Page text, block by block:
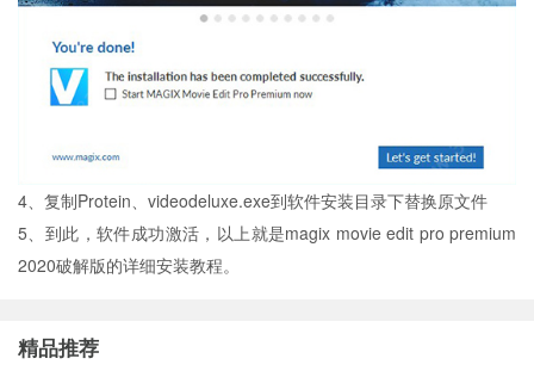
4、复制Protein、videodeluxe.exe到软件安装目录下替换原文件
5、到此，软件成功激活，以上就是magix movie edit pro premium
2020破解版的详细安装教程。
精品推荐